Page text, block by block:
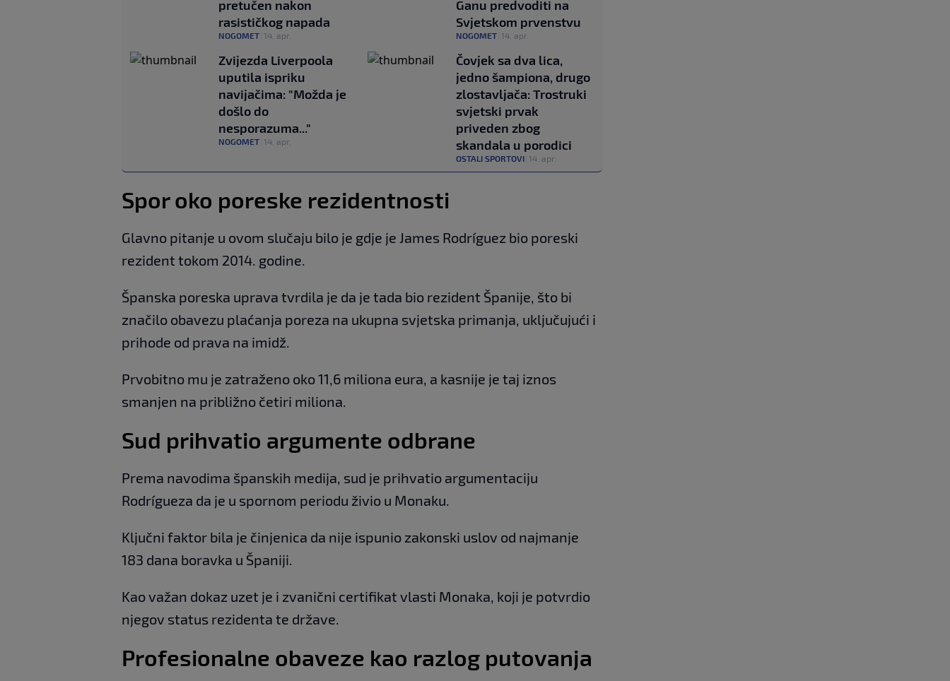
pretučen nakon
rasističkog napada
NOGOMET 14. apr.
Ganu predvoditi na
Svjetskom prvenstvu
NOGOMET 14. apr.
Zvijezda Liverpoola
uputila ispriku
navijačima: "Možda je
došlo do
nesporazuma..."
NOGOMET 14. apr.
Čovjek sa dva lica,
jedno šampiona, drugo
zlostavljača: Trostruki
svjetski prvak
priveden zbog
skandala u porodici
OSTALI SPORTOVI 14. apr.
Spor oko poreske rezidentnosti
Glavno pitanje u ovom slučaju bilo je gdje je James Rodríguez bio poreski
rezident tokom 2014. godine.
Španska poreska uprava tvrdila je da je tada bio rezident Španije, što bi
značilo obavezu plaćanja poreza na ukupna svjetska primanja, uključujući i
prihode od prava na imidž.
Prvobitno mu je zatraženo oko 11,6 miliona eura, a kasnije je taj iznos
smanjen na približno četiri miliona.
Sud prihvatio argumente odbrane
Prema navodima španskih medija, sud je prihvatio argumentaciju
Rodrígueza da je u spornom periodu živio u Monaku.
Ključni faktor bila je činjenica da nije ispunio zakonski uslov od najmanje
183 dana boravka u Španiji.
Kao važan dokaz uzet je i zvanični certifikat vlasti Monaka, koji je potvrdio
njegov status rezidenta te države.
Profesionalne obaveze kao razlog putovanja